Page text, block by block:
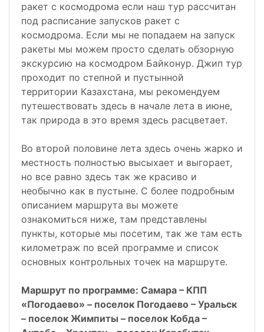
ракет с космодрома если наш тур рассчитан
под расписание запусков ракет с
космодрома. Если мы не попадаем на запуск
ракеты мы можем просто сделать обзорную
экскурсию на космодром Байконур. Джип тур
проходит по степной и пустынной
территории Казахстана, мы рекомендуем
путешествовать здесь в начале лета в июне,
так природа в это время здесь расцветает.
Во второй половине лета здесь очень жарко и
местность полностью высыхает и выгорает,
но все равно здесь так же красиво и
необычно как в пустыне. С более подробным
описанием маршрута вы можете
ознакомиться ниже, там представлены
пункты, которые мы посетим, так же там есть
километраж по всей программе и список
основных контрольных точек на маршруте.
Маршрут по программе: Самара – КПП
«Погодаево» – поселок Погодаево – Уральск
– поселок Жимпиты – поселок Кобда –